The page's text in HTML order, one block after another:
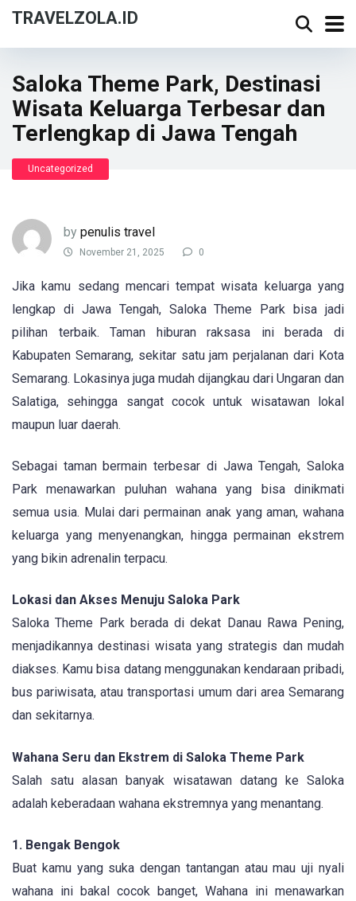
TRAVELZOLA.ID
Saloka Theme Park, Destinasi
Wisata Keluarga Terbesar dan
Terlengkap di Jawa Tengah
Uncategorized
by penulis travel
November 21, 2025 0
Jika kamu sedang mencari tempat wisata keluarga yang
lengkap di Jawa Tengah, Saloka Theme Park bisa jadi
pilihan terbaik. Taman hiburan raksasa ini berada di
Kabupaten Semarang, sekitar satu jam perjalanan dari Kota
Semarang. Lokasinya juga mudah dijangkau dari Ungaran dan
Salatiga, sehingga sangat cocok untuk wisatawan lokal
maupun luar daerah.
Sebagai taman bermain terbesar di Jawa Tengah, Saloka
Park menawarkan puluhan wahana yang bisa dinikmati
semua usia. Mulai dari permainan anak yang aman, wahana
keluarga yang menyenangkan, hingga permainan ekstrem
yang bikin adrenalin terpacu.
Lokasi dan Akses Menuju Saloka Park
Saloka Theme Park berada di dekat Danau Rawa Pening,
menjadikannya destinasi wisata yang strategis dan mudah
diakses. Kamu bisa datang menggunakan kendaraan pribadi,
bus pariwisata, atau transportasi umum dari area Semarang
dan sekitarnya.
Wahana Seru dan Ekstrem di Saloka Theme Park
Salah satu alasan banyak wisatawan datang ke Saloka
adalah keberadaan wahana ekstremnya yang menantang.
1. Bengak Bengok
Buat kamu yang suka dengan tantangan atau mau uji nyali
wahana ini bakal cocok banget, Wahana ini menawarkan